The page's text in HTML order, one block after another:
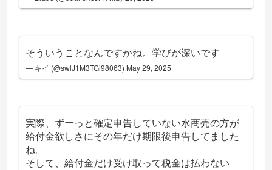
そういうことなんですかね。学びが深いです
— キイ (@swlJ1M3TGi98063) May 29, 2025
実際、ずーっと確定申告していない水商売の方が
給付金欲しさにその年だけ期限後申告してました
ね。
そして、給付金だけ受け取って税金は払わない